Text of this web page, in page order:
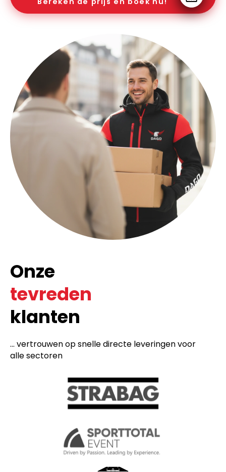
Onze
tevreden
klanten
... vertrouwen op snelle directe leveringen voor
alle sectoren